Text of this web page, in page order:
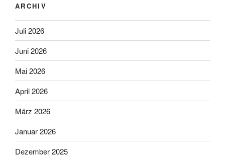
ARCHIV
Juli 2026
Juni 2026
Mai 2026
April 2026
März 2026
Januar 2026
Dezember 2025